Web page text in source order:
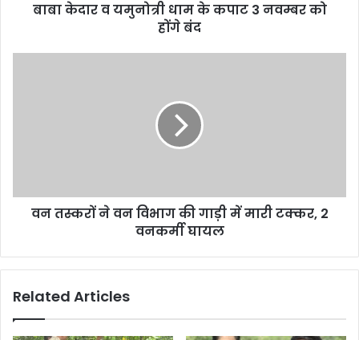
बाबा केदार व यमुनोत्री धाम के कपाट 3 नवम्बर को
होंगे बंद
वन तस्करों ने वन विभाग की गाड़ी में मारी टक्कर, 2
वनकर्मी घायल
Related Articles